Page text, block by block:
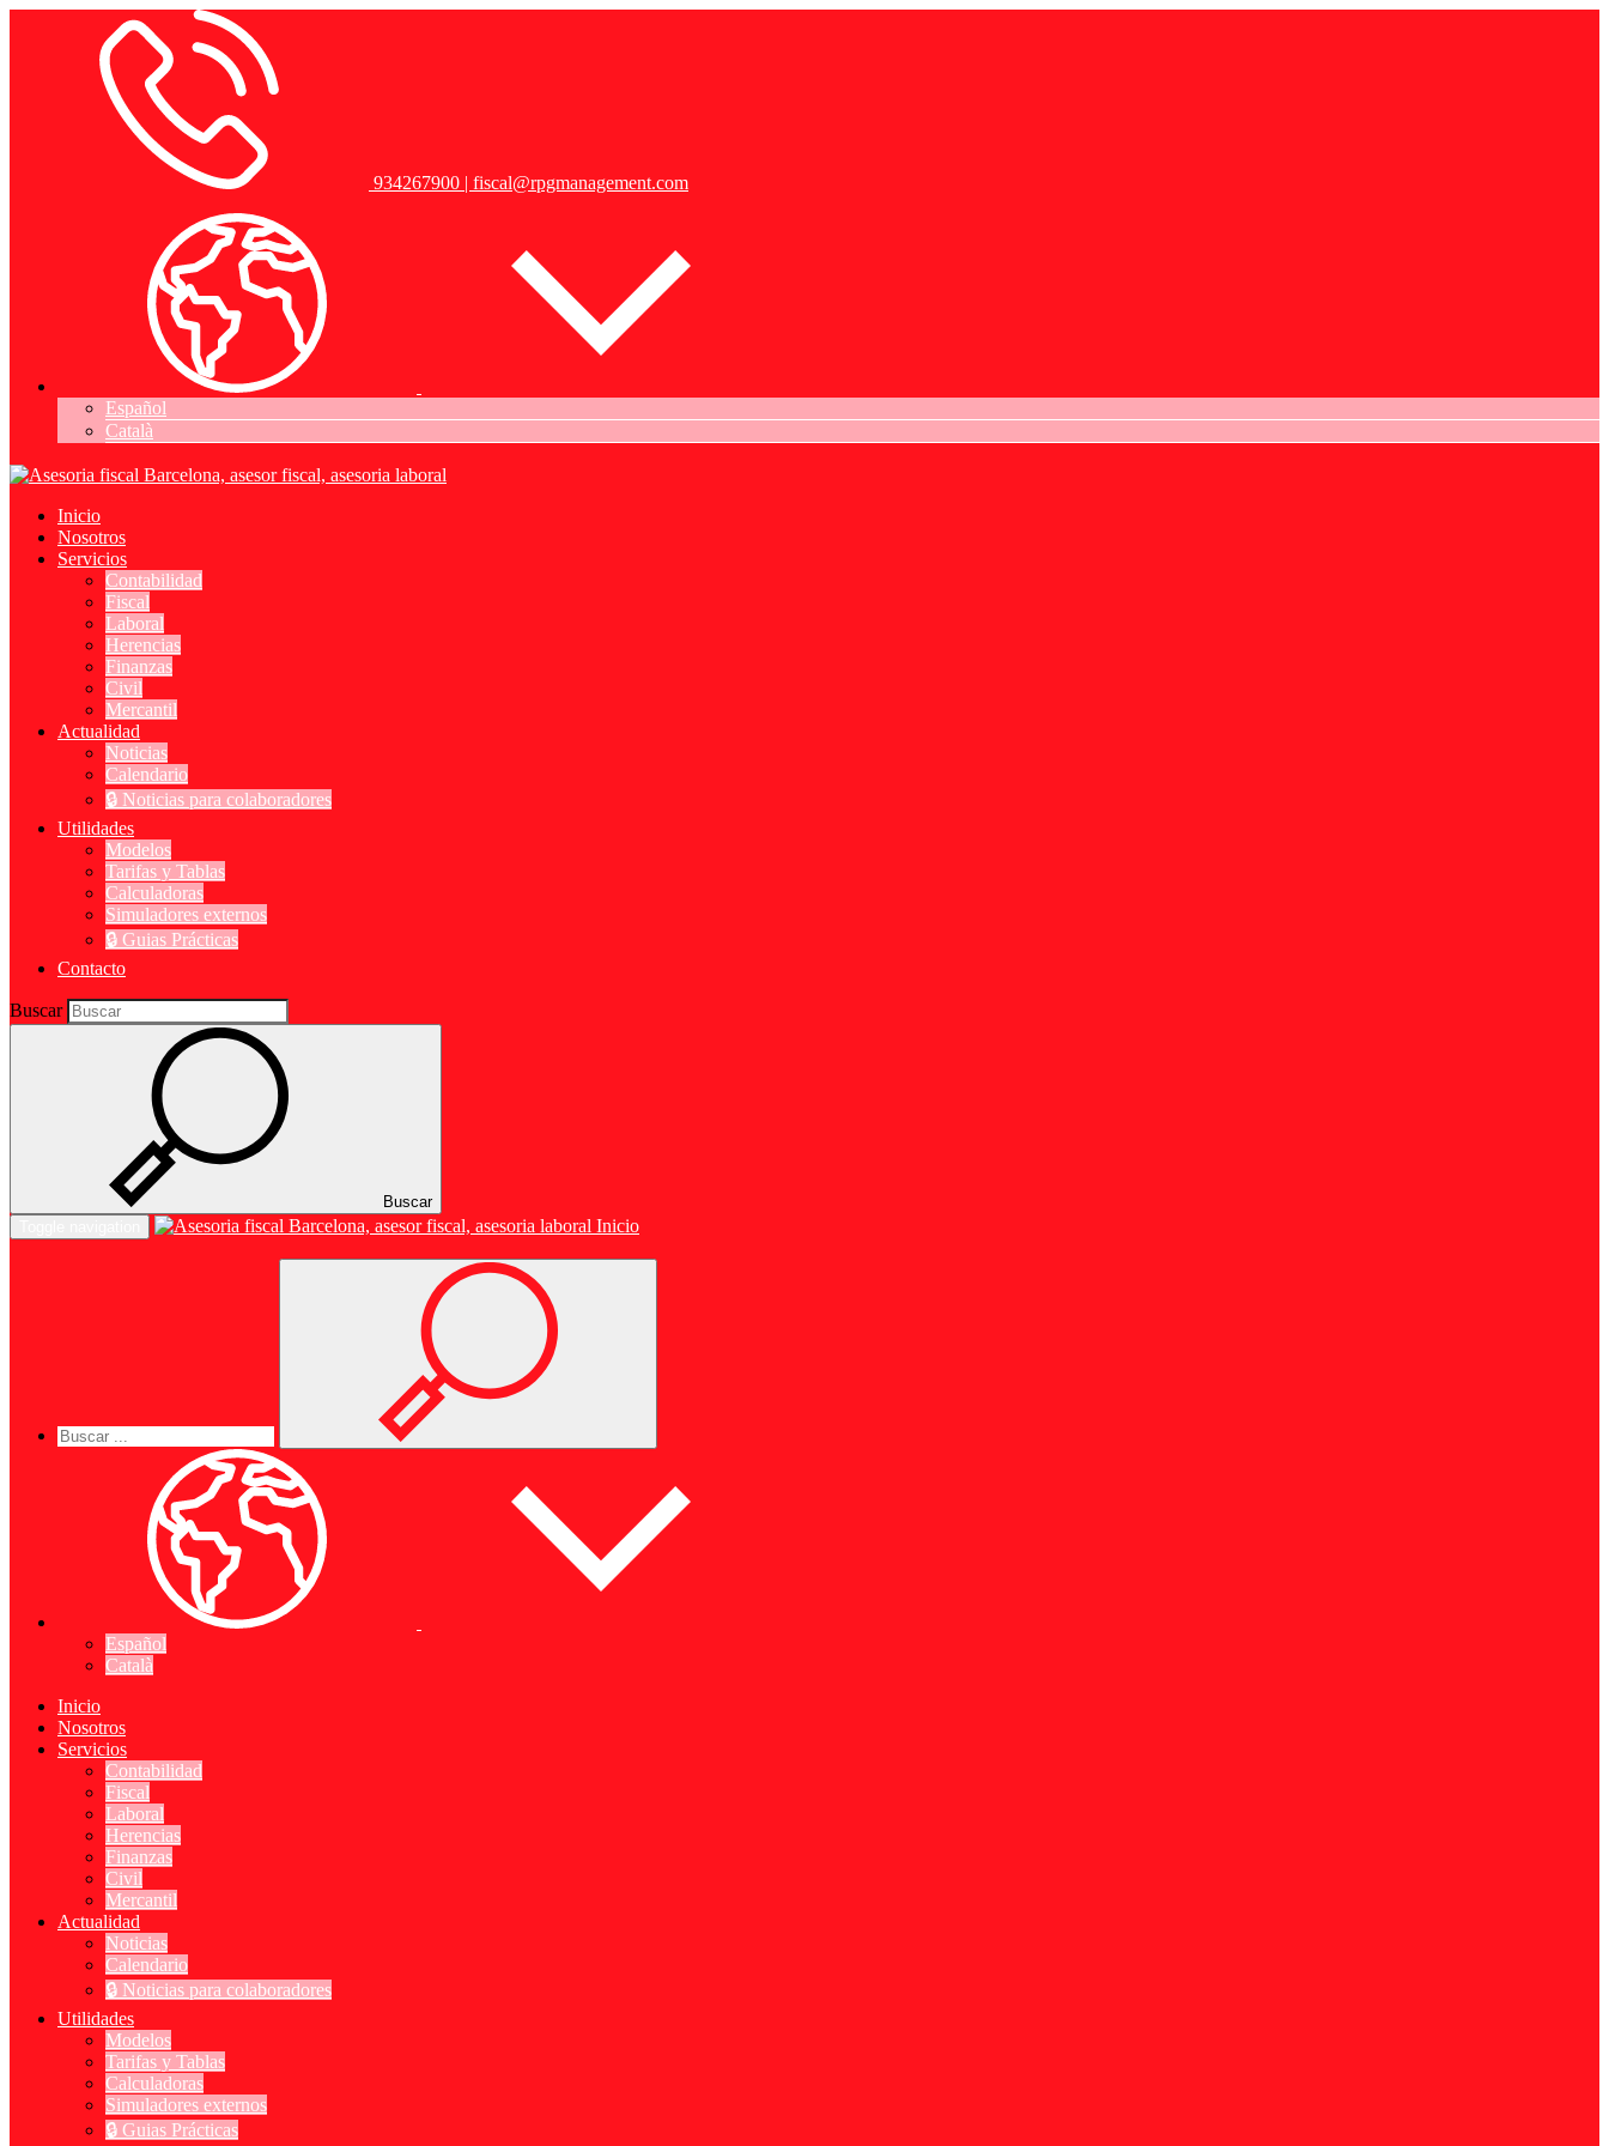
934267900 | fiscal@rpgmanagement.com
Español
Català
Inicio
Nosotros
Servicios
Contabilidad
Fiscal
Laboral
Herencias
Finanzas
Civil
Mercantil
Actualidad
Noticias
Calendario
🔒 Noticias para colaboradores
Utilidades
Modelos
Tarifas y Tablas
Calculadoras
Simuladores externos
🔒 Guias Prácticas
Contacto
Buscar
Buscar
Inicio
Español
Català
Inicio
Nosotros
Servicios
Contabilidad
Fiscal
Laboral
Herencias
Finanzas
Civil
Mercantil
Actualidad
Noticias
Calendario
🔒 Noticias para colaboradores
Utilidades
Modelos
Tarifas y Tablas
Calculadoras
Simuladores externos
🔒 Guias Prácticas